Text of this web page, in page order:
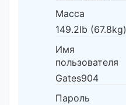
Масса
149.2lb (67.8kg)
Имя
пользователя
Gates904
Пароль